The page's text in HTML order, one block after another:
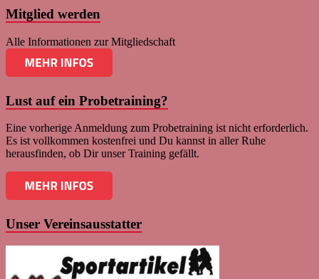
Mitglied werden
Alle Informationen zur Mitgliedschaft
Lust auf ein Probetraining?
Eine vorherige Anmeldung zum Probetraining ist nicht erforderlich.
Es ist vollkommen kostenfrei und Du kannst in aller Ruhe
herausfinden, ob Dir unser Training gefällt.
Unser Vereinsausstatter